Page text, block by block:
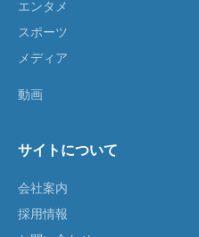
エンタメ
スポーツ
メディア
動画
サイトについて
会社案内
採用情報